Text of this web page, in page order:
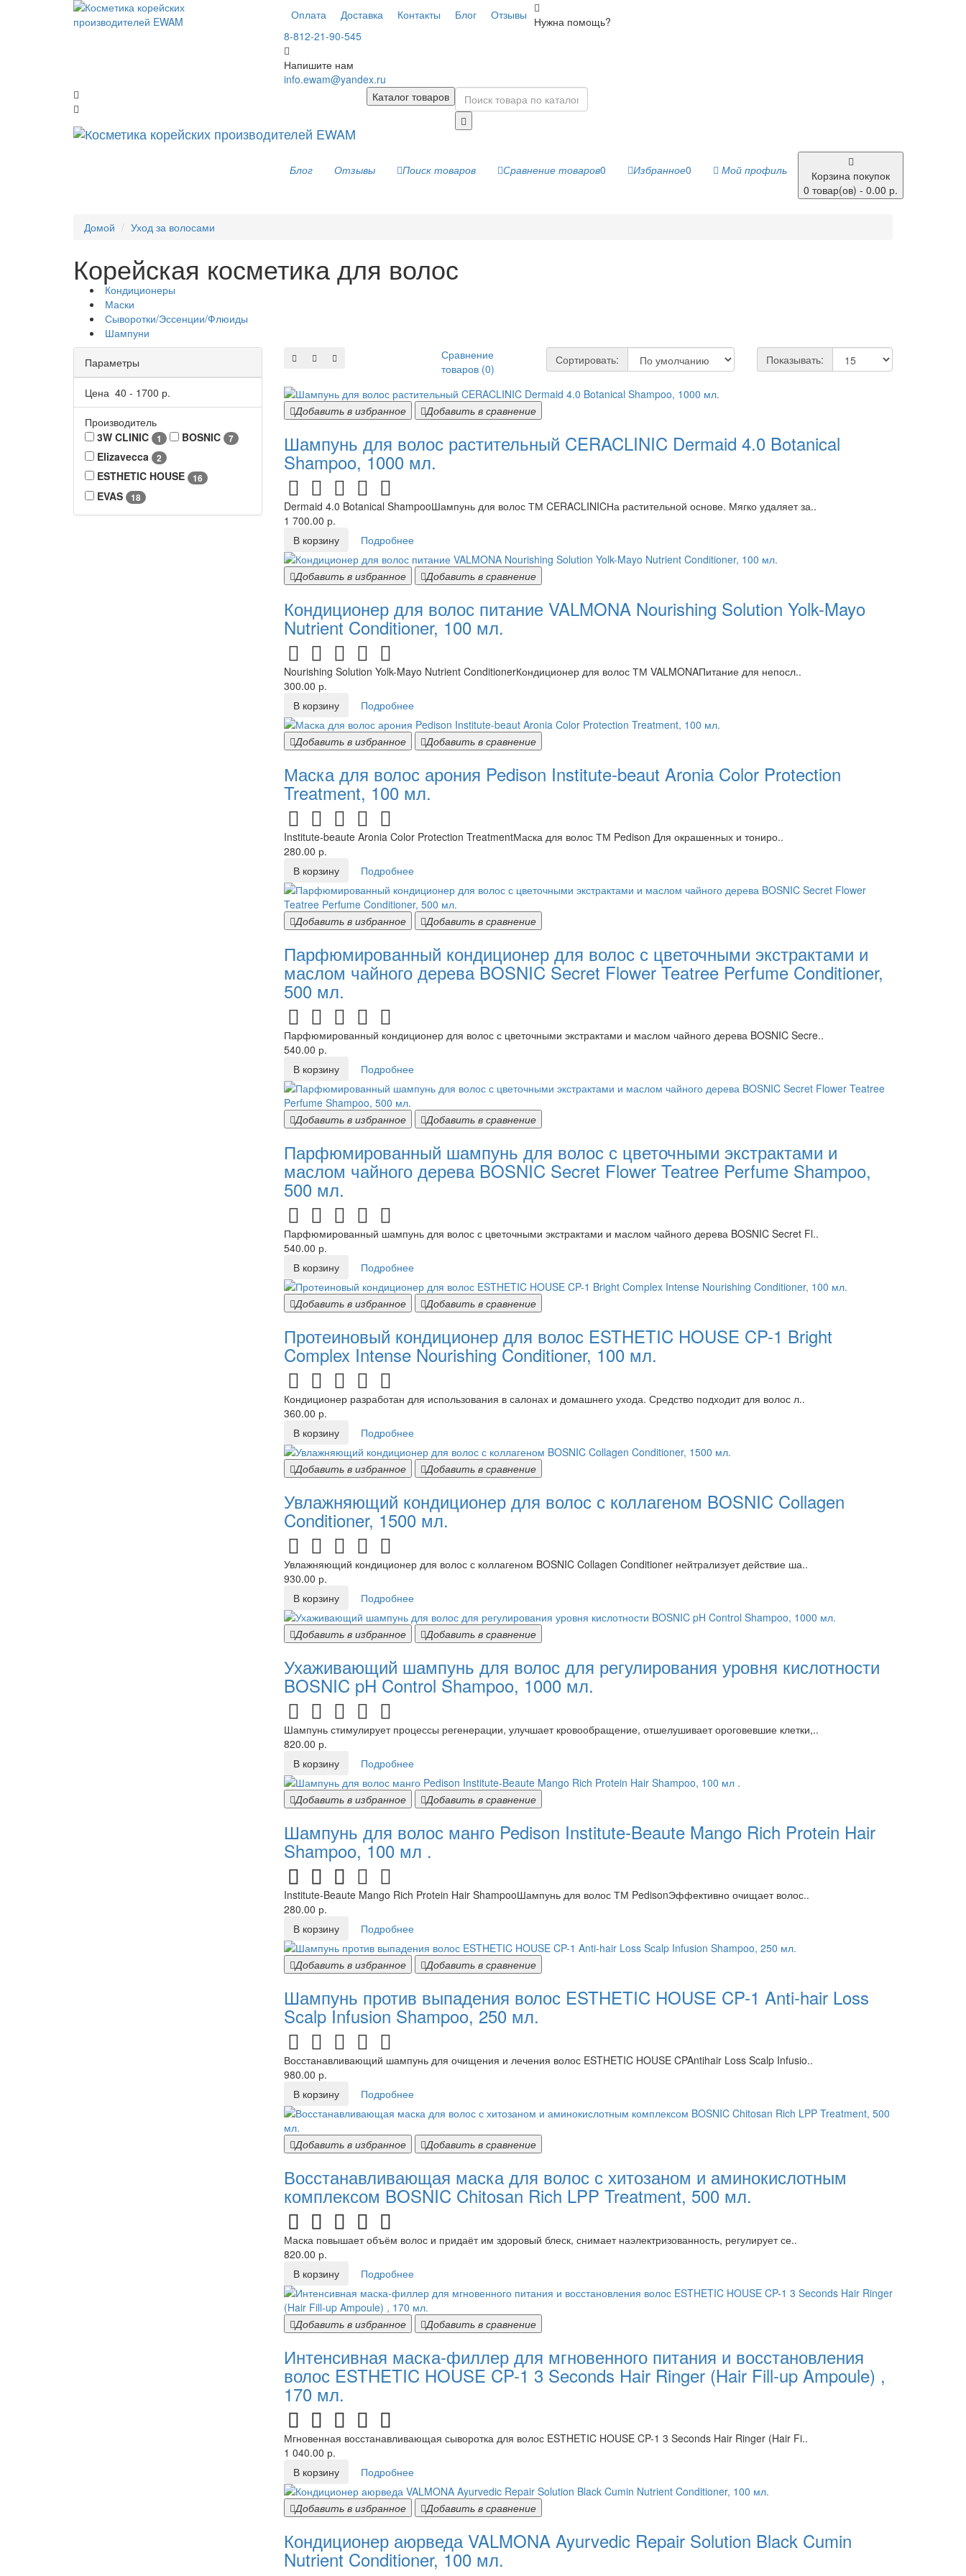
Оплата Доставка Контакты Блог Отзывы Нужна помощь?
8-812-21-90-545
Напишите нам
info.ewam@yandex.ru
Каталог товаров
Блог Отзывы Поиск товаров Сравнение товаров0 Избранное0 Мой профиль
Корзина покупок
0 товар(ов) - 0.00 р.
Домой Уход за волосами
Корейская косметика для волос
Кондиционеры
Маски
Сыворотки/Эссенции/Флюиды
Шампуни
Параметры
Цена 40 - 1700 р.
Производитель
3W CLINIC
1 BOSNIC 7
Elizavecca 2
ESTHETIC HOUSE 16
EVAS 18
Сравнение
товаров (0)
Сортировать: Показывать:
Добавить в избранное Добавить в сравнение
Шампунь для волос растительный CERACLINIC Dermaid 4.0 Botanical
Shampoo, 1000 мл.
Dermaid 4.0 Botanical ShampooШампунь для волос ТМ CERACLINICНа растительной основе. Мягко удаляет за..
1 700.00 р.
В корзину
Подробнее
Добавить в избранное Добавить в сравнение
Кондиционер для волос питание VALMONA Nourishing Solution Yolk-Mayo
Nutrient Conditioner, 100 мл.
Nourishing Solution Yolk-Mayo Nutrient ConditionerКондиционер для волос ТМ VALMONAПитание для непосл..
300.00 р.
В корзину
Подробнее
Добавить в избранное Добавить в сравнение
Маска для волос арония Pedison Institute-beaut Aronia Color Protection
Treatment, 100 мл.
Institute-beaute Aronia Color Protection TreatmentМаска для волос ТМ Pedison Для окрашенных и тониро..
280.00 р.
В корзину
Подробнее
Добавить в избранное Добавить в сравнение
Парфюмированный кондиционер для волос с цветочными экстрактами и
маслом чайного дерева BOSNIC Secret Flower Teatree Perfume Conditioner,
500 мл.
Парфюмированный кондиционер для волос с цветочными экстрактами и маслом чайного дерева BOSNIC Secre..
540.00 р.
В корзину
Подробнее
Добавить в избранное Добавить в сравнение
Парфюмированный шампунь для волос с цветочными экстрактами и
маслом чайного дерева BOSNIC Secret Flower Teatree Perfume Shampoo,
500 мл.
Парфюмированный шампунь для волос с цветочными экстрактами и маслом чайного дерева BOSNIC Secret Fl..
540.00 р.
В корзину
Подробнее
Добавить в избранное Добавить в сравнение
Протеиновый кондиционер для волос ESTHETIC HOUSE CP-1 Bright
Complex Intense Nourishing Conditioner, 100 мл.
Кондиционер разработан для использования в салонах и домашнего ухода. Средство подходит для волос л..
360.00 р.
В корзину
Подробнее
Добавить в избранное Добавить в сравнение
Увлажняющий кондиционер для волос с коллагеном BOSNIC Collagen
Conditioner, 1500 мл.
Увлажняющий кондиционер для волос с коллагеном BOSNIC Collagen Conditioner нейтрализует действие ша..
930.00 р.
В корзину
Подробнее
Добавить в избранное Добавить в сравнение
Ухаживающий шампунь для волос для регулирования уровня кислотности
BOSNIC pH Control Shampoo, 1000 мл.
Шампунь стимулирует процессы регенерации, улучшает кровообращение, отшелушивает ороговевшие клетки,..
820.00 р.
В корзину
Подробнее
Добавить в избранное Добавить в сравнение
Шампунь для волос манго Pedison Institute-Beaute Mango Rich Protein Hair
Shampoo, 100 мл .
Institute-Beaute Mango Rich Protein Hair ShampooШампунь для волос ТМ PedisonЭффективно очищает волос..
280.00 р.
В корзину
Подробнее
Добавить в избранное Добавить в сравнение
Шампунь против выпадения волос ESTHETIC HOUSE CP-1 Anti-hair Loss
Scalp Infusion Shampoo, 250 мл.
Восстанавливающий шампунь для очищения и лечения волос ESTHETIC HOUSE CPAntihair Loss Scalp Infusio..
980.00 р.
В корзину
Подробнее
Добавить в избранное Добавить в сравнение
Восстанавливающая маска для волос с хитозаном и аминокислотным
комплексом BOSNIC Chitosan Rich LPP Treatment, 500 мл.
Маска повышает объём волос и придаёт им здоровый блеск, снимает наэлектризованность, регулирует се..
820.00 р.
В корзину
Подробнее
Добавить в избранное Добавить в сравнение
Интенсивная маска-филлер для мгновенного питания и восстановления
волос ESTHETIC HOUSE CP-1 3 Seconds Hair Ringer (Hair Fill-up Ampoule) ,
170 мл.
Мгновенная восстанавливающая сыворотка для волос ESTHETIC HOUSE CP-1 3 Seconds Hair Ringer (Hair Fi..
1 040.00 р.
В корзину
Подробнее
Добавить в избранное Добавить в сравнение
Кондиционер аюрведа VALMONA Ayurvedic Repair Solution Black Cumin
Nutrient Conditioner, 100 мл.